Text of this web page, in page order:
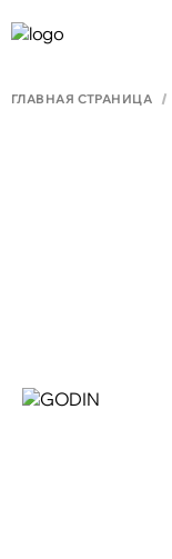
ГЛАВНАЯ СТРАНИЦА